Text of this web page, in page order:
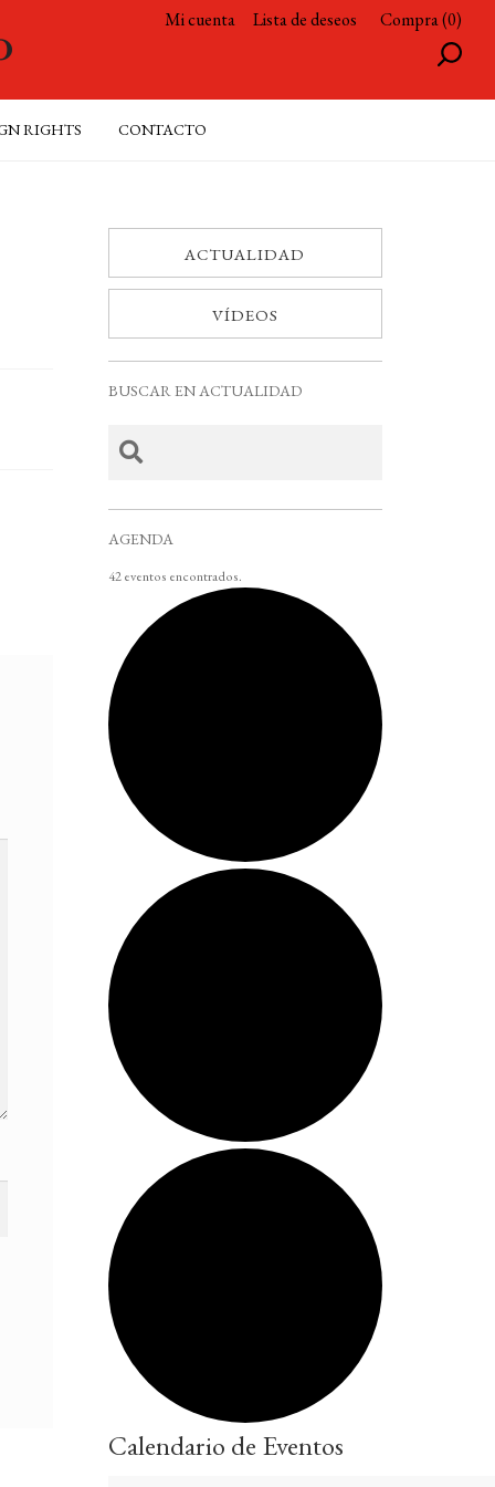
Mi cuenta Lista de deseos Compra (0)
RIGHTS CONTACTO
ACTUALIDAD
VÍDEOS
BUSCAR EN ACTUALIDAD
AGENDA
42 eventos encontrados.
Calendario de Eventos